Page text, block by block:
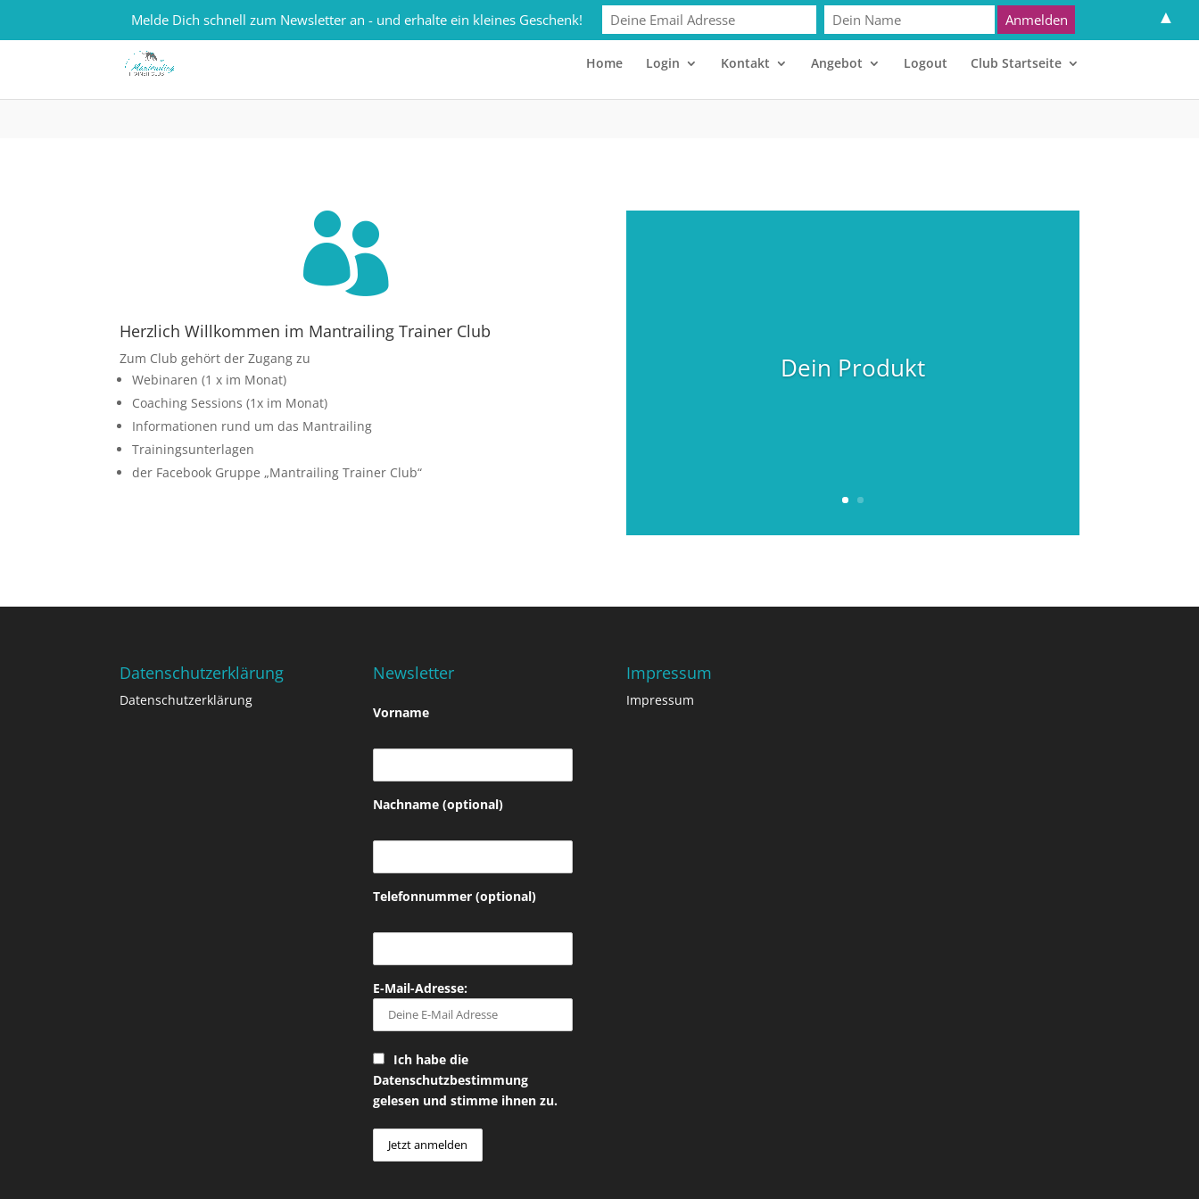
0157 - 82184848 kontakt@mantrailing-trainer-club.de
Home Login Kontakt Angebot Logout Club Startseite

Herzlich Willkommen im Mantrailing Trainer Club
Zum Club gehört der Zugang zu
Webinaren (1 x im Monat)
Coaching Sessions (1x im Monat)
Informationen rund um das Mantrailing
Trainingsunterlagen
der Facebook Gruppe „Mantrailing Trainer Club“
Dein Produkt
Datenschutzerklärung
Datenschutzerklärung
Newsletter
Vorname
Nachname (optional)
Telefonnummer (optional)
E-Mail-Adresse:
Ich habe die
Datenschutzbestimmung
gelesen und stimme ihnen zu.
Impressum
Impressum
Melde Dich schnell zum Newsletter an - und erhalte ein kleines Geschenk! ▲